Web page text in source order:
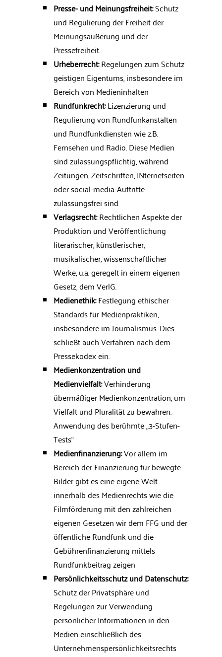
Presse- und Meinungsfreiheit:Schutz
und Regulierung der Freiheit der
Meinungsäußerung und der
Pressefreiheit.
Urheberrecht:Regelungen zum Schutz
geistigen Eigentums, insbesondere im
Bereich von Medieninhalten
Rundfunkrecht:Lizenzierung und
Regulierung von Rundfunkanstalten
und Rundfunkdiensten wie z.B.
Fernsehen und Radio. Diese Medien
sind zulassungspflichtig, während
Zeitungen, Zeitschriften, INternetseiten
oder social-media-Auftritte
zulassungsfrei sind
Verlagsrecht:Rechtlichen Aspekte der
Produktion und Veröffentlichung
literarischer, künstlerischer,
musikalischer, wissenschaftlicher
Werke, u.a. geregelt in einem eigenen
Gesetz, dem VerlG.
Medienethik:Festlegung ethischer
Standards für Medienpraktiken,
insbesondere im Journalismus. Dies
schließt auch Verfahren nach dem
Pressekodex ein.
Medienkonzentration und
Medienvielfalt:Verhinderung
übermäßiger Medienkonzentration, um
Vielfalt und Pluralität zu bewahren.
Anwendung des berühmte „3-Stufen-
Tests“
Medienfinanzierung:Vor allem im
Bereich der Finanzierung für bewegte
Bilder gibt es eine eigene Welt
innerhalb des Medienrechts wie die
Filmförderung mit den zahlreichen
eigenen Gesetzen wir dem FFG und der
öffentliche Rundfunk und die
Gebührenfinanzierung mittels
Rundfunkbeitrag zeigen
Persönlichkeitsschutz und Datenschutz:
Schutz der Privatsphäre und
Regelungen zur Verwendung
persönlicher Informationen in den
Medien einschließlich des
Unternehmenspersönlichkeitsrechts